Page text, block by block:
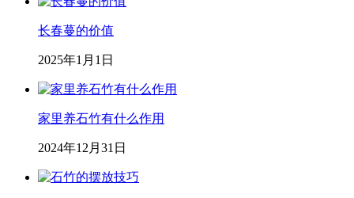
长春蔓的价值
2025年1月1日
家里养石竹有什么作用
2024年12月31日